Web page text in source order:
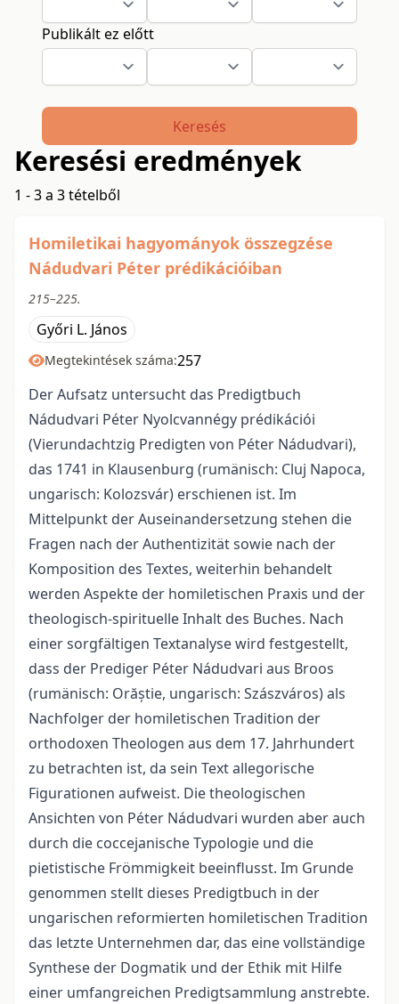
Publikált ez előtt
Keresés
Keresési eredmények
1 - 3 a 3 tételből
Homiletikai hagyományok összegzése
Nádudvari Péter prédikációiban
215–225.
Győri L. János
Megtekintések száma:257
Der Aufsatz untersucht das Predigtbuch
Nádudvari Péter Nyolcvannégy prédikációi
(Vierundachtzig Predigten von Péter Nádudvari),
das 1741 in Klausenburg (rumänisch: Cluj Napoca,
ungarisch: Kolozsvár) erschienen ist. Im
Mittelpunkt der Auseinandersetzung stehen die
Fragen nach der Authentizität sowie nach der
Komposition des Textes, weiterhin behandelt
werden Aspekte der homiletischen Praxis und der
theologisch-spirituelle Inhalt des Buches. Nach
einer sorgfältigen Textanalyse wird festgestellt,
dass der Prediger Péter Nádudvari aus Broos
(rumänisch: Orăștie, ungarisch: Szászváros) als
Nachfolger der homiletischen Tradition der
orthodoxen Theologen aus dem 17. Jahrhundert
zu betrachten ist, da sein Text allegorische
Figurationen aufweist. Die theologischen
Ansichten von Péter Nádudvari wurden aber auch
durch die coccejanische Typologie und die
pietistische Frömmigkeit beeinflusst. Im Grunde
genommen stellt dieses Predigtbuch in der
ungarischen reformierten homiletischen Tradition
das letzte Unternehmen dar, das eine vollständige
Synthese der Dogmatik und der Ethik mit Hilfe
einer umfangreichen Predigtsammlung anstrebte.